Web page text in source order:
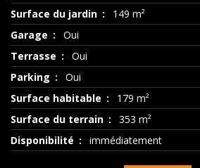
Surface du jardin
149 m²
Garage
Oui
Terrasse
Oui
Parking
Oui
Surface habitable
179 m²
Surface du terrain
353 m²
Disponibilité
immédiatement